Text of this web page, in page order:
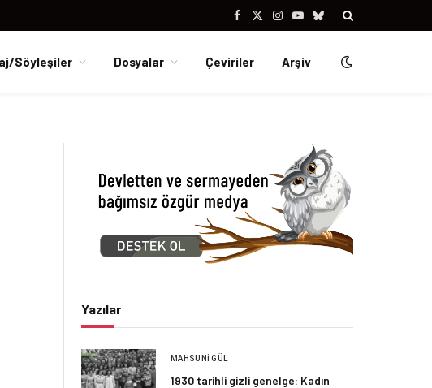
Facebook
X
Instagram
YouTubeBluesky
Söyleşiler Dosyalar Çeviriler Arşiv
Yazılar
MAHSUNI GÜL
1930 tarihli gizli genelge: Kadın